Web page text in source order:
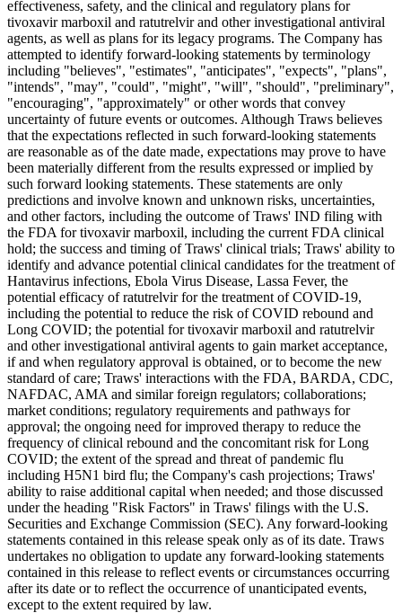
effectiveness, safety, and the clinical and regulatory plans for
tivoxavir marboxil and ratutrelvir and other investigational antiviral
agents, as well as plans for its legacy programs. The Company has
attempted to identify forward-looking statements by terminology
including "believes", "estimates", "anticipates", "expects", "plans",
"intends", "may", "could", "might", "will", "should", "preliminary",
"encouraging", "approximately" or other words that convey
uncertainty of future events or outcomes. Although Traws believes
that the expectations reflected in such forward-looking statements
are reasonable as of the date made, expectations may prove to have
been materially different from the results expressed or implied by
such forward looking statements. These statements are only
predictions and involve known and unknown risks, uncertainties,
and other factors, including the outcome of Traws' IND filing with
the FDA for tivoxavir marboxil, including the current FDA clinical
hold; the success and timing of Traws' clinical trials; Traws' ability to
identify and advance potential clinical candidates for the treatment of
Hantavirus infections, Ebola Virus Disease, Lassa Fever, the
potential efficacy of ratutrelvir for the treatment of COVID-19,
including the potential to reduce the risk of COVID rebound and
Long COVID; the potential for tivoxavir marboxil and ratutrelvir
and other investigational antiviral agents to gain market acceptance,
if and when regulatory approval is obtained, or to become the new
standard of care; Traws' interactions with the FDA, BARDA, CDC,
NAFDAC, AMA and similar foreign regulators; collaborations;
market conditions; regulatory requirements and pathways for
approval; the ongoing need for improved therapy to reduce the
frequency of clinical rebound and the concomitant risk for Long
COVID; the extent of the spread and threat of pandemic flu
including H5N1 bird flu; the Company's cash projections; Traws'
ability to raise additional capital when needed; and those discussed
under the heading "Risk Factors" in Traws' filings with the U.S.
Securities and Exchange Commission (SEC). Any forward-looking
statements contained in this release speak only as of its date. Traws
undertakes no obligation to update any forward-looking statements
contained in this release to reflect events or circumstances occurring
after its date or to reflect the occurrence of unanticipated events,
except to the extent required by law.